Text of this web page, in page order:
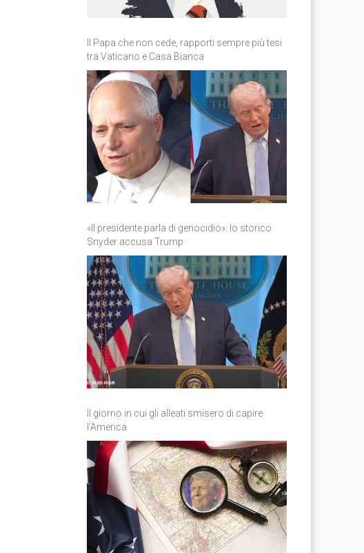
Il Papa che non cede, rapporti sempre più tesi
tra Vaticano e Casa Bianca
«Il presidente parla di genocidio»: lo storico
Snyder accusa Trump
Il giorno in cui gli alleati smisero di capire
l’America